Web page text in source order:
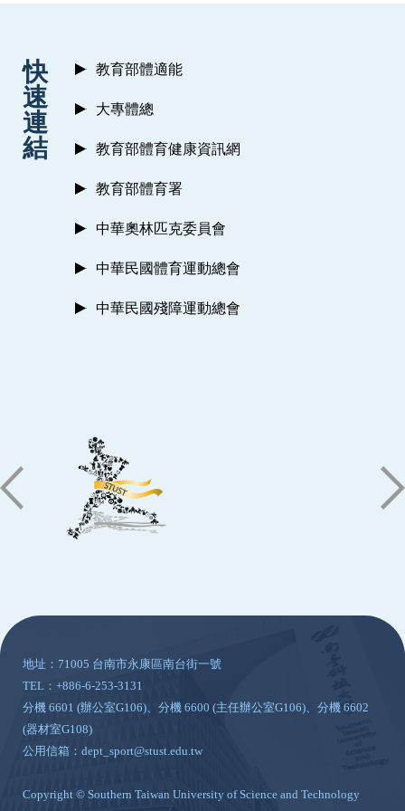
快
速
連
結
教育部體適能
大專體總
教育部體育健康資訊網
教育部體育署
中華奧林匹克委員會
中華民國體育運動總會
中華民國殘障運動總會
地址：71005 台南市永康區南台街一號
TEL：+886-6-253-3131
分機 6601 (辦公室G106)、分機 6600 (主任辦公室G106)、分機 6602
(器材室G108)
公用信箱：dept_sport@stust.edu.tw
Copyright © Southern Taiwan University of Science and Technology